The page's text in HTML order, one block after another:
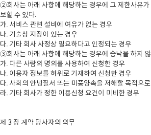
②회사는 아래 사항에 해당하는 경우에 그 제한사유가
보할 수 있다.
가. 서비스 관련 설비에 여유가 없는 경우
나. 기술상 지장이 있는 경우
다. 기타 회사 사정상 필요하다고 인정되는 경우
③회사는 아래 사항에 해당하는 경우에 승낙을 하지
가. 다른 사람의 명의를 사용하여 신청한 경우
나. 이용자 정보를 허위로 기재하여 신청한 경우
다. 사회의 안녕질서 또는 미풍양속을 저해할 목적으
라. 기타 회사가 정한 이용신청 요건이 미비한 경우
제 3 장 계약 당사자의 의무